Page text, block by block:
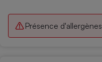
Présence d'allergènes